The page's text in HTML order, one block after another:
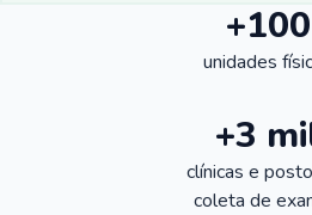
+100
unidades
+3
clínicas e
coleta de